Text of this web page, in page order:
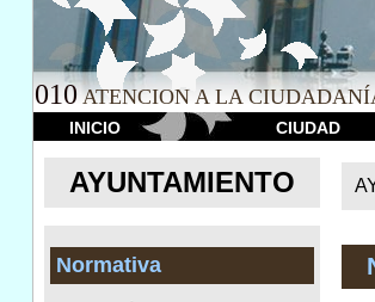
010 ATENCION A LA
INICIO CIUDAD
AYUNTAMIENTO
Normativa